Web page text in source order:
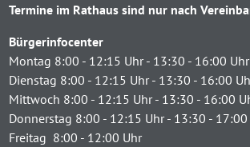
Termine im Rathaus sind nur nach
Bürgerinfocenter
Montag 8:00 - 12:15 Uhr - 13:30 - 16:00 Uhr
Dienstag 8:00 - 12:15 Uhr - 13:30 - 16:00
Mittwoch 8:00 - 12:15 Uhr - 13:30 - 16:00
Donnerstag 8:00 - 12:15 Uhr - 13:30 -
Freitag 8:00 - 12:00 Uhr